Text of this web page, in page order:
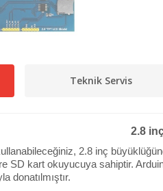
Teknik Servis
2.8
2.8 inç
SD kart okuyucuya sahiptir.
donatılmıştır.